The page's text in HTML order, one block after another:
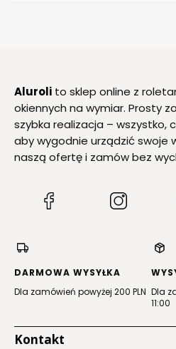
Aluroli to sklep online z
okiennych na wymiar. Prosty
szybka realizacja – wszystko,
aby wygodnie urządzić swoje
naszą ofertę i zamów bez
(Otwiera
nowej
DARMOWA WYSYŁKA
Dla zamówień powyżej 200 PLN Dla
11:00
Kontakt